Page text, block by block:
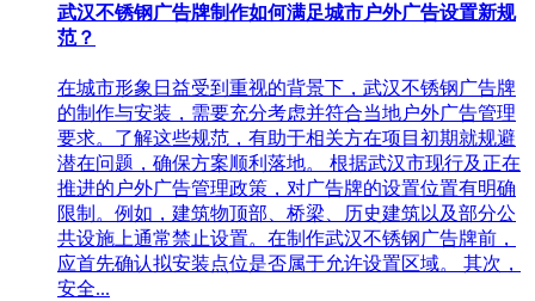
武汉不锈钢广告牌制作如何满足城市户外广告设置新规
范？
在城市形象日益受到重视的背景下，武汉不锈钢广告牌
的制作与安装，需要充分考虑并符合当地户外广告管理
要求。了解这些规范，有助于相关方在项目初期就规避
潜在问题，确保方案顺利落地。 根据武汉市现行及正在
推进的户外广告管理政策，对广告牌的设置位置有明确
限制。例如，建筑物顶部、桥梁、历史建筑以及部分公
共设施上通常禁止设置。在制作武汉不锈钢广告牌前，
应首先确认拟安装点位是否属于允许设置区域。 其次，
安全...